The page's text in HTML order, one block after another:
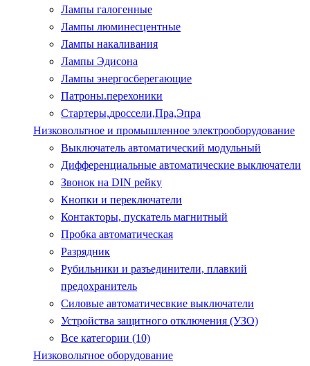
Лампы галогенные
Лампы люминесцентные
Лампы накаливания
Лампы Эдисона
Лампы энергосберегающие
Патроны.перехоники
Стартеры,дроссели,Пра,Эпра
Низковольтное и промышленное электрооборудование
Выключатель автоматический модульный
Дифференциальные автоматические выключатели
Звонок на DIN рейку
Кнопки и переключатели
Контакторы, пускатель магнитный
Пробка автоматическая
Разрядник
Рубильники и разъединители, плавкий
предохранитель
Силовые автоматичесвкие выключатели
Устройства защитного отключения (УЗО)
Все категории (10)
Низковольтное оборудование